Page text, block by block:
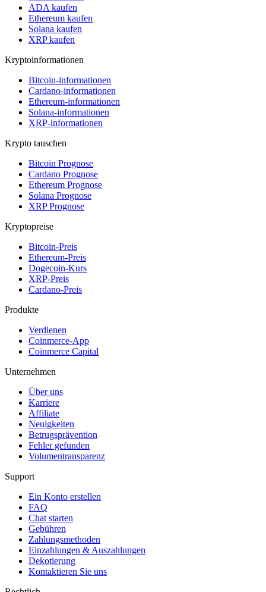
ADA kaufen
Ethereum kaufen
Solana kaufen
XRP kaufen
Kryptoinformationen
Bitcoin-informationen
Cardano-informationen
Ethereum-informationen
Solana-informationen
XRP-informationen
Krypto tauschen
Bitcoin Prognose
Cardano Prognose
Ethereum Prognose
Solana Prognose
XRP Prognose
Kryptopreise
Bitcoin-Preis
Ethereum-Preis
Dogecoin-Kurs
XRP-Preis
Cardano-Preis
Produkte
Verdienen
Coinmerce-App
Coinmerce Capital
Unternehmen
Über uns
Karriere
Affiliate
Neuigkeiten
Betrugsprävention
Fehler gefunden
Volumentransparenz
Support
Ein Konto erstellen
FAQ
Chat starten
Gebühren
Zahlungsmethoden
Einzahlungen & Auszahlungen
Dekotierung
Kontaktieren Sie uns